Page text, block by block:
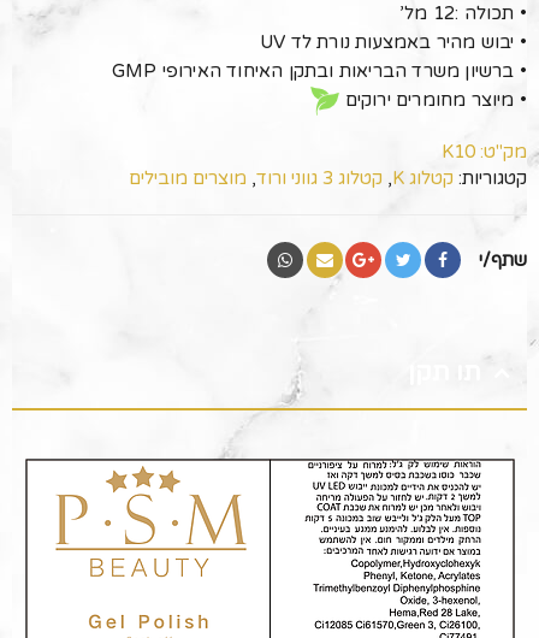
• תכולה :12 מל’
• יבוש מהיר באמצעות נורת לד UV
• ברשיון משרד הבריאות ובתקן האיחוד האירופי GMP
• מיוצר מחומרים ירוקים
מק"ט: K10
קטגוריות: קטלוג K , קטלוג 3 גווני ורוד , מוצרים מובילים
שתף/י